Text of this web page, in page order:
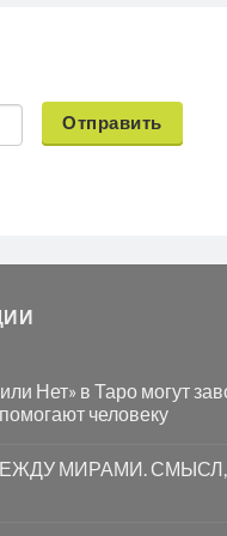
Отправить
Нет» в Таро могут
человеку
МИРАМИ.